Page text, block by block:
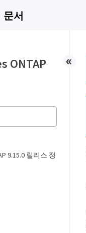
문서
ONTAP
9.15.0 릴리스 정